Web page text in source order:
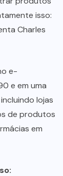
isso:
Charles
e-
e em uma
lojas
de produtos
em